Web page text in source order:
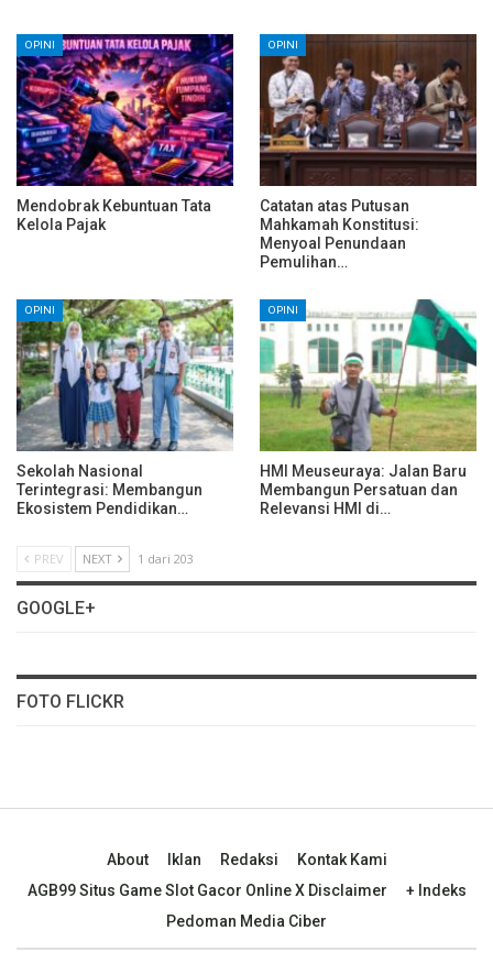
OPINI
Mendobrak Kebuntuan Tata
Kelola Pajak
OPINI
Catatan atas Putusan
Mahkamah Konstitusi:
Menyoal Penundaan
Pemulihan…
OPINI
Sekolah Nasional
Terintegrasi: Membangun
Ekosistem Pendidikan…
OPINI
HMI Meuseuraya: Jalan Baru
Membangun Persatuan dan
Relevansi HMI di…
PREV NEXT 1 dari 203
GOOGLE+
FOTO FLICKR
About Iklan Redaksi
Kontak Kami
AGB99 Situs Game Slot Gacor Online X Disclaimer
+ Indeks
Pedoman Media Ciber